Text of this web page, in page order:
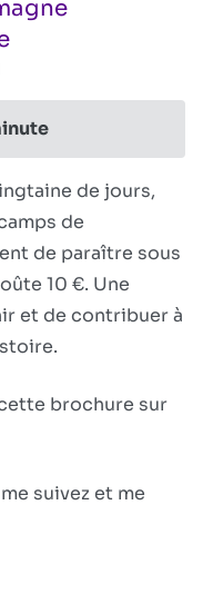
révisionniste
fermés
l’origine
des
camps
de
concentration
en
de jours,
de
de paraître sous
10 €. Une
et de contribuer à
brochure sur
suivez et me